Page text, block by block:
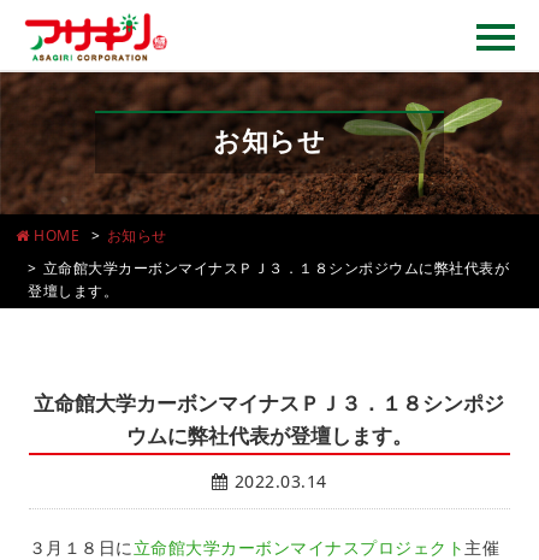
お知らせ
HOME
お知らせ
立命館大学カーボンマイナスＰＪ３．１８シンポジウムに弊社代表が
登壇します。
立命館大学カーボンマイナスＰＪ３．１８シンポジ
ウムに弊社代表が登壇します。
2022.03.14
３月１８日に 立命館大学カーボンマイナスプロジェクト 主催